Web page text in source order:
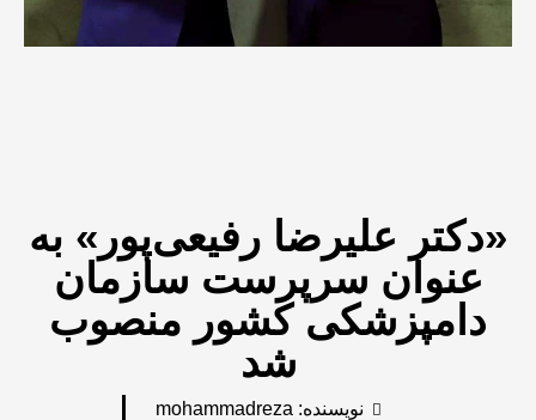
«دکتر علیرضا رفیعی‌پور» به
عنوان سرپرست سازمان
دامپزشکی کشور منصوب
شد
نویسنده:mohammadreza